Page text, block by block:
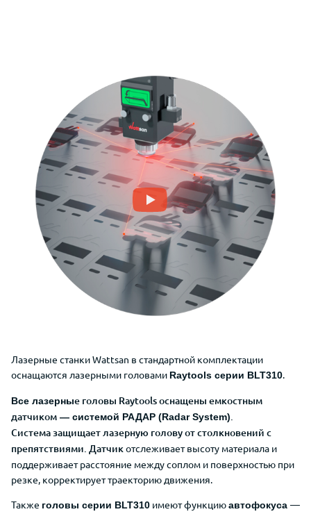
Лазерные станки Wattsan в стандартной комплектации
оснащаются лазерными головами Raytools серии BLT310.
Все лазерные головы Raytools оснащены емкостным
датчиком — системой РАДАР (Radar System)
Система защищает лазерную голову от столкновений с
препятствиями. Датчикотслеживает высоту материала и
поддерживает расстояние между соплом и поверхностью при
резке, корректирует траекторию движения.
Также головы серии BLT310 имеют функциюавтофокуса —